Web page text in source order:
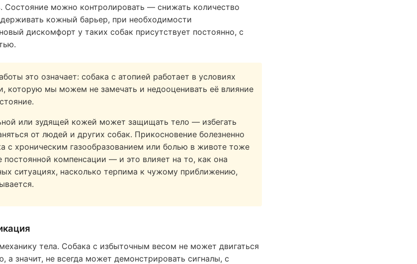
Состояние можно контролировать — снижать количество
кожный барьер, при необходимости
дискомфорт у таких собак присутствует постоянно, с
это означает: собака с атопией работает в условиях
которую мы можем не замечать и недооценивать её влияние
или зудящей кожей может защищать тело — избегать
от людей и других собак. Прикосновение болезненно
с хроническим газообразованием или болью в животе тоже
компенсации — и это влияет на то, как она
ситуациях, насколько терпима к чужому приближению,
тела. Собака с избыточным весом не может двигаться
а значит, не всегда может демонстрировать сигналы, с